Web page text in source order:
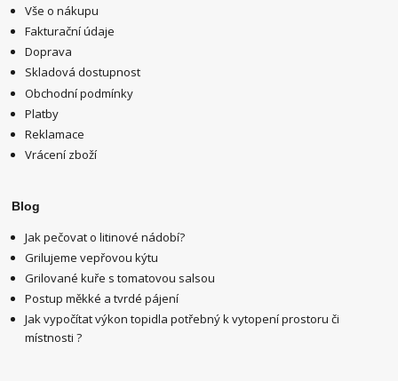
Vše o nákupu
Fakturační údaje
Doprava
Skladová dostupnost
Obchodní podmínky
Platby
Reklamace
Vrácení zboží
Blog
Jak pečovat o litinové nádobí?
Grilujeme vepřovou kýtu
Grilované kuře s tomatovou salsou
Postup měkké a tvrdé pájení
Jak vypočítat výkon topidla potřebný k vytopení prostoru či
místnosti ?